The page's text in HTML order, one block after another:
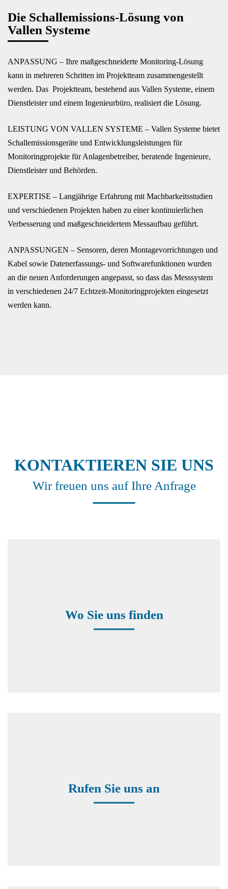
Die Schallemissions-Lösung von
Vallen Systeme
ANPASSUNG – Ihre maßgeschneiderte Monitoring-Lösung
kann in mehreren Schritten im Projektteam zusammengestellt
werden. Das Projektteam, bestehend aus Vallen Systeme, einem
Dienstleister und einem Ingenieurbüro, realisiert die Lösung.
LEISTUNG VON VALLEN SYSTEME – Vallen Systeme bietet
Schallemissionsgeräte und Entwicklungsleistungen für
Monitoringprojekte für Anlagenbetreiber, beratende Ingenieure,
Dienstleister und Behörden.
EXPERTISE – Langjährige Erfahrung mit Machbarkeitsstudien
und verschiedenen Projekten haben zu einer kontinuierlichen
Verbesserung und maßgeschneidertem Messaufbau geführt.
ANPASSUNGEN – Sensoren, deren Montagevorrichtungen und
Kabel sowie Datenerfassungs- und Softwarefunktionen wurden
an die neuen Anforderungen angepasst, so dass das Messsystem
in verschiedenen 24/7 Echtzeit-Monitoringprojekten eingesetzt
werden kann.
KONTAKTIEREN SIE UNS
Wir freuen uns auf Ihre Anfrage
Wo Sie uns finden
Vallen Systeme GmbH
Bürgermeister-Seidl-Straße 8
Rufen Sie uns an
+49 8171 38391-0